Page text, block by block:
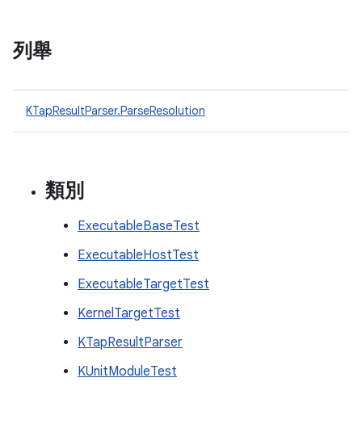
列舉
KTapResultParser.ParseResolution
類別
ExecutableBaseTest
ExecutableHostTest
ExecutableTargetTest
KernelTargetTest
KTapResultParser
KUnitModuleTest